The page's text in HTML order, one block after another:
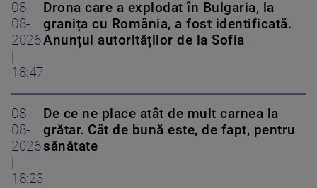
08-
08-
2026
18:47
Drona care a explodat în Bulgaria, la
granița cu România, a fost identificată.
Anunțul autorităților de la Sofia
08-
08-
2026
18:23
De ce ne place atât de mult carnea la
grătar. Cât de bună este, de fapt, pentru
sănătate